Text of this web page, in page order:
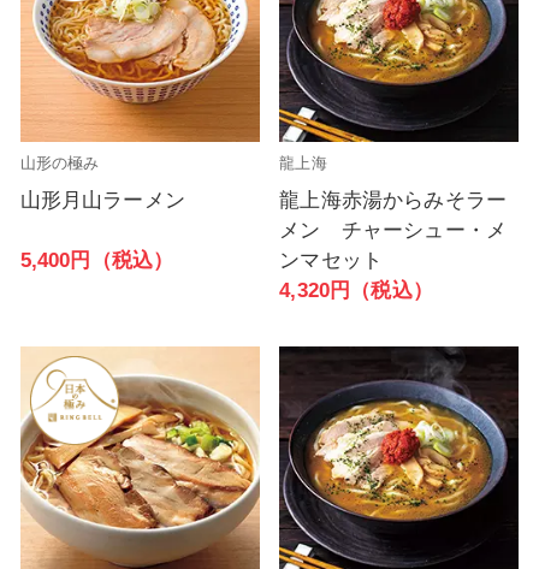
山形の極み
山形月山ラーメン
5,400円（税込）
龍上海
龍上海赤湯からみそラー
メン チャーシュー・メ
ンマセット
4,320円（税込）